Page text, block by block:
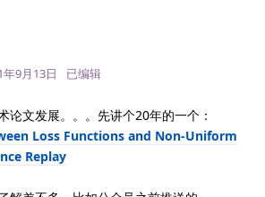
年9月13日 已编辑
论文发展。。。先讲个20年的一个：
Loss Functions and Non-Uniform
Replay